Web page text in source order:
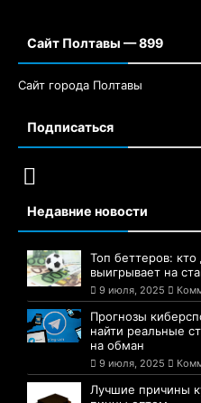
Сайт Полтавы — 899
Сайт города Полтавы
Подписаться
Недавние новости
Топ беттеров: кто
выигрывает на
9 июля, 2025
Прогнозы
найти реальные
на обман
9 июля, 2025
Лучшие причины